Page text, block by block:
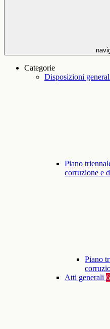
Categorie
Disposizioni
Piano
corruzione e
Piano
Atti generali